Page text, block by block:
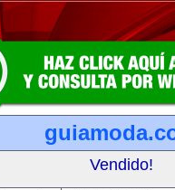
Vendido!